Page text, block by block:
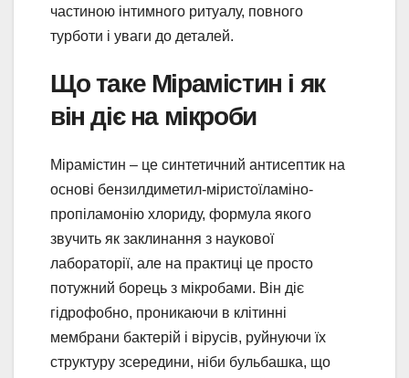
частиною інтимного ритуалу, повного
турботи і уваги до деталей.
Що таке Мірамістин і як
він діє на мікроби
Мірамістин – це синтетичний антисептик на
основі бензилдиметил-міристоїламіно-
пропіламонію хлориду, формула якого
звучить як заклинання з наукової
лабораторії, але на практиці це просто
потужний борець з мікробами. Він діє
гідрофобно, проникаючи в клітинні
мембрани бактерій і вірусів, руйнуючи їх
структуру зсередини, ніби бульбашка, що